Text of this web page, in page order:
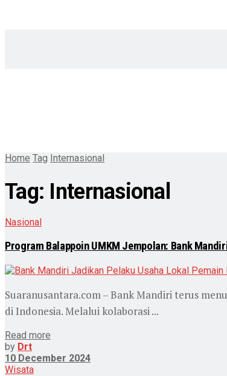
Home Tag Internasional
Tag: Internasional
Nasional
Program Balappoin UMKM Jempolan: Bank
Suaranusantara.com – Bank Mandiri terus
di Indonesia. Melalui kolaborasi ...
Read more
by Drt
10 December 2024
Wisata